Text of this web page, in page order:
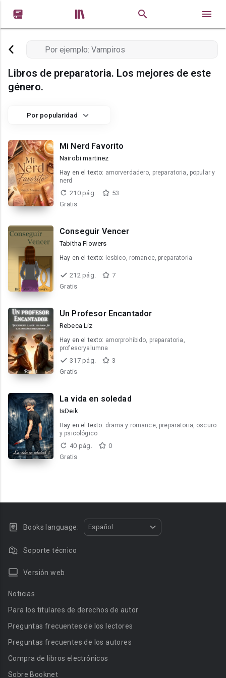
 
Libros de preparatoria. Los mejores de este
género.
Por popularidad
Mi Nerd Favorito
Nairobi martinez
Hay en el texto: amorverdadero, preparatoria, popular y
nerd
210 pág.
53
Gratis
Conseguir Vencer
Tabitha Flowers
Hay en el texto: lesbico, romance, preparatoria
212 pág.
7
Gratis
Un Profesor Encantador
Rebeca Liz
Hay en el texto: amorprohibido, preparatoria,
profesoryalumna
317 pág.
3
Gratis
La vida en soledad
IsDeik
Hay en el texto: drama y romance, preparatoria, oscuro
y psicológico
40 pág.
0
Gratis
Books language: Español
Soporte técnico
Versión web
Noticias
Para los titulares de derechos de autor
Preguntas frecuentes de los lectores
Preguntas frecuentes de los autores
Compra de libros electrónicos
Sobre Booknet